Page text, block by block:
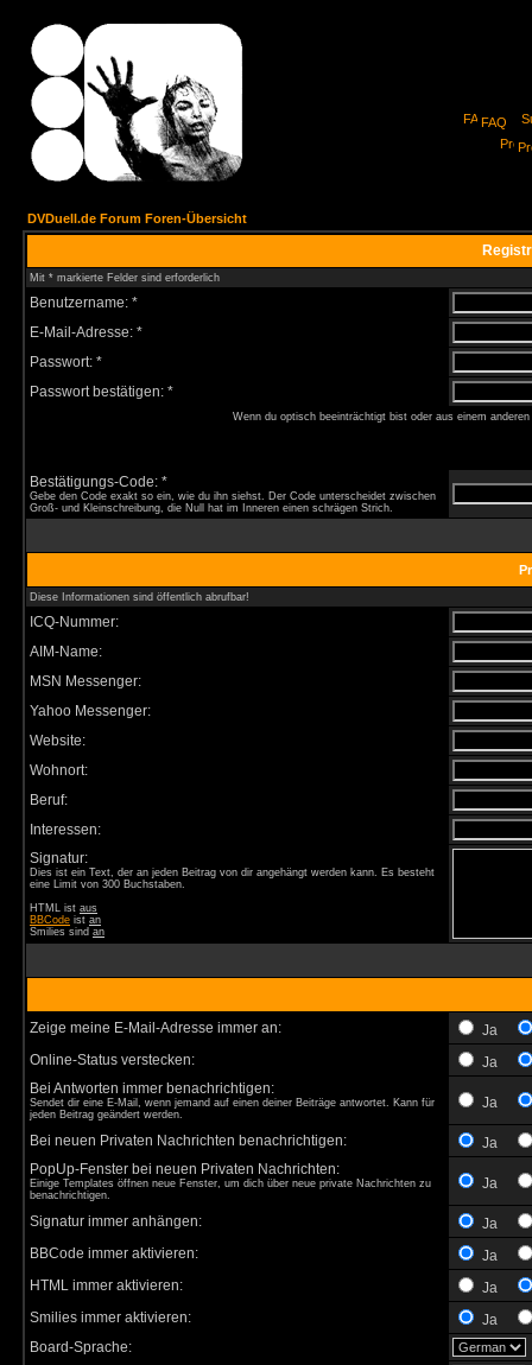
FAQ
DVDuell.de Forum Foren-Übersicht
Mit * markierte Felder sind erforderlich
Benutzername: *
E-Mail-Adresse: *
Passwort: *
Passwort bestätigen: *
Wenn du optisch beeinträchtigt bist oder aus einem
Bestätigungs-Code: *
Gebe den Code exakt so ein, wie du ihn siehst. Der Code unterscheidet zwischen
Groß- und Kleinschreibung, die Null hat im Inneren einen schrägen Strich.
Diese Informationen sind öffentlich abrufbar!
ICQ-Nummer:
AIM-Name:
MSN Messenger:
Yahoo Messenger:
Website:
Wohnort:
Beruf:
Interessen:
Signatur:
Dies ist ein Text, der an jeden Beitrag von dir angehängt werden kann. Es besteht
eine Limit von 300 Buchstaben.
HTML ist aus
BBCode ist an
Smilies sind an
Zeige meine E-Mail-Adresse immer an:
Ja
Online-Status verstecken:
Ja
Bei Antworten immer benachrichtigen:
Sendet dir eine E-Mail, wenn jemand auf einen deiner Beiträge antwortet. Kann für
jeden Beitrag geändert werden.
Ja
Bei neuen Privaten Nachrichten benachrichtigen:
Ja
PopUp-Fenster bei neuen Privaten Nachrichten:
Einige Templates öffnen neue Fenster, um dich über neue private Nachrichten zu
benachrichtigen.
Ja
Signatur immer anhängen:
Ja
BBCode immer aktivieren:
Ja
HTML immer aktivieren:
Ja
Smilies immer aktivieren:
Ja
Board-Sprache: